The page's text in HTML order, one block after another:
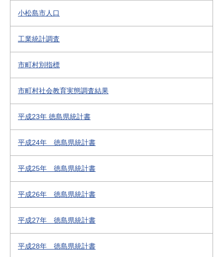
小松島市人口
工業統計調査
市町村別指標
市町村社会教育実態調査結果
平成23年 徳島県統計書
平成24年 徳島県統計書
平成25年 徳島県統計書
平成26年 徳島県統計書
平成27年 徳島県統計書
平成28年 徳島県統計書